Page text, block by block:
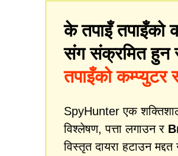
के तपाइँ तपाइँको
संग संक्रमित हुन
तपाइँको कम्प्युटर
SpyHunter एक
विश्लेषण, पत्ता लगाउन र
विस्तृत दायरा हटाउन मद्दत